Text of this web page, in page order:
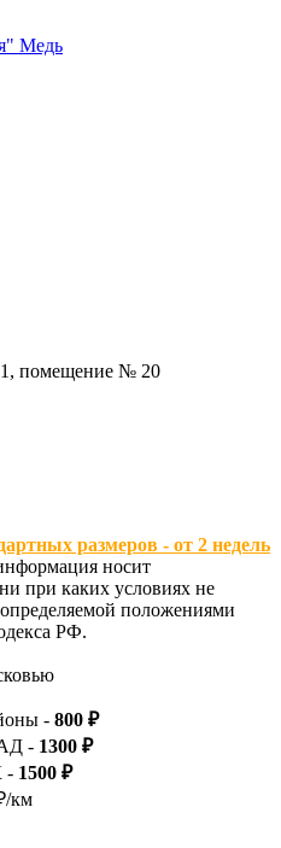
Медь
1, помещение № 20
размеров - от 2 недель
носит
при каких условиях не
положениями
РФ.
- 800 ₽
- 1300 ₽
- 1500 ₽
км